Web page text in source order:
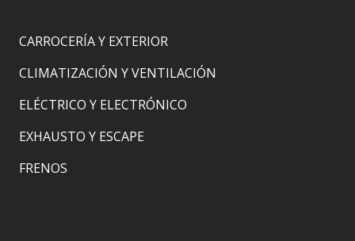
CARROCERÍA Y EXTERIOR
CLIMATIZACIÓN Y VENTILACIÓN
ELÉCTRICO Y ELECTRÓNICO
EXHAUSTO Y ESCAPE
FRENOS